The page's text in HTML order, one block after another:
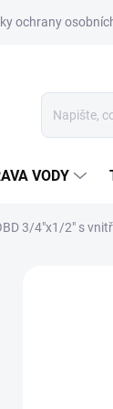
ochrany
VODY
3/4"x1/2" s